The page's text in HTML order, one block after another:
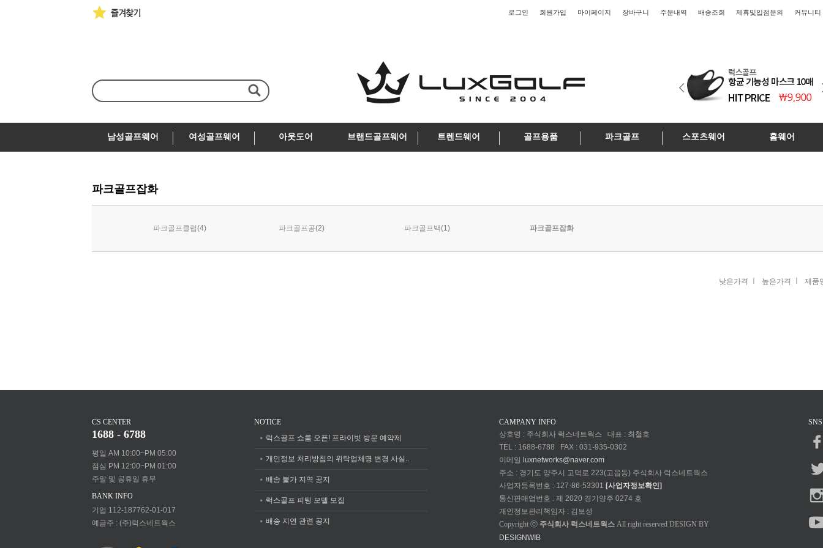
로그인 회원가입 마이페이지 장바구니 주문내역 배송조회 제휴및입점문의 커뮤니티
남성골프웨어 여성골프웨어 아웃도어 브랜드골프웨어 트렌드웨어 골프용품 파크골프 스포츠웨어 홈웨어
파크골프잡화
파크골프클럽(4) 파크골프공(2) 파크골프백(1) 파크골프잡화
낮은가격 높은가격 제품
CS CENTER
1688 - 6788
평일 AM 10:00~PM 05:00
점심 PM 12:00~PM 01:00
주말 및 공휴일 휴무
BANK INFO
기업 112-187762-01-017
예금주 : (주)럭스네트웍스
NOTICE
럭스골프 쇼룸 오픈! 프라이빗 방문 예약제
개인정보 처리방침의 위탁업체명 변경 사실..
배송 불가 지역 공지
럭스골프 피팅 모델 모집
배송 지연 관련 공지
CAMPANY INFO
상호명 : 주식회사 럭스네트웍스 대표 : 최철호
TEL : 1688-6788 FAX : 031-935-0302
이메일 luxnetworks@naver.com
주소 : 경기도 양주시 고덕로 223(고읍동) 주식회사 럭스네트웍스
사업자등록번호 : 127-86-53301 [사업자정보확인]
통신판매업번호 : 제 2020 경기양주 0274 호
개인정보관리책임자 : 김보성
Copyright ⓒ 주식회사 럭스네트웍스 All right reserved DESIGN BY
DESIGNWIB
SNS